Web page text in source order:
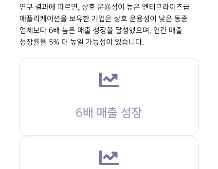
연구 결과에 따르면, 상호 운용성이 높은 엔터프라이즈급
애플리케이션을 보유한 기업은 상호 운용성이 낮은 동종
업체보다 6배 높은 매출 성장을 달성했으며, 연간 매출
성장률을 5% 더 높일 가능성이 있습니다.
6배 매출 성장